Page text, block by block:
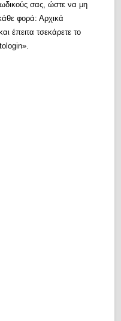
σας, ώστε να μη
φορά: Αρχικά
έπειτα τσεκάρετε το